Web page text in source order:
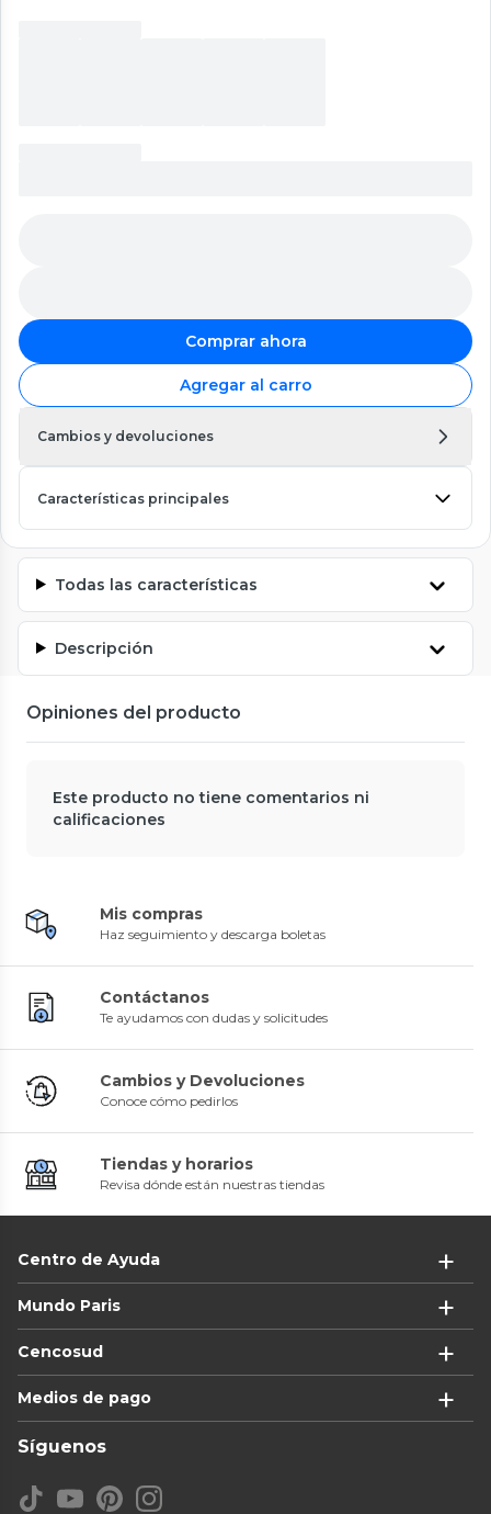
Comprar ahora
Agregar al carro
Cambios y devoluciones
Características principales
Todas las características
Descripción
Opiniones del producto
Este producto no tiene comentarios ni
calificaciones
Mis compras
Haz seguimiento y descarga boletas
Contáctanos
Te ayudamos con dudas y solicitudes
Cambios y Devoluciones
Conoce cómo pedirlos
Tiendas y horarios
Revisa dónde están nuestras tiendas
Centro de Ayuda
Mundo Paris
Cencosud
Medios de pago
Síguenos